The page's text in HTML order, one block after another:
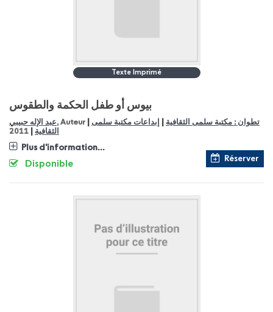
Texte Imprimé
بيوس أو طفل الحكمة والطقوس
عبد الإله حبيبي, Auteur تطوان : مكتبة سلمى الثقافية
إبداعات مكتبة سلمى
الثقافية
2011
Plus d'information...
Réserver
Disponible